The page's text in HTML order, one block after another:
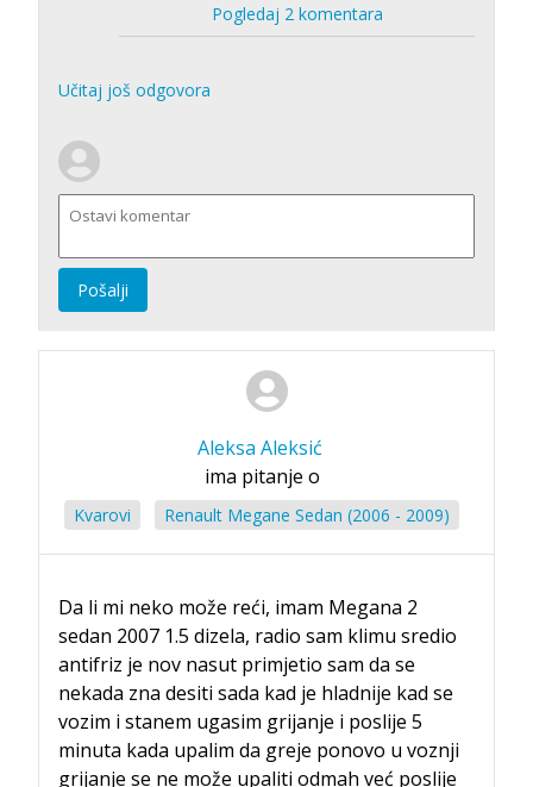
Pogledaj 2 komentara
Učitaj još odgovora
Pošalji
Aleksa Aleksić
ima pitanje o
Kvarovi Renault Megane Sedan (2006 - 2009)
Da li mi neko može reći, imam Megana 2
sedan 2007 1.5 dizela, radio sam klimu sredio
antifriz je nov nasut primjetio sam da se
nekada zna desiti sada kad je hladnije kad se
vozim i stanem ugasim grijanje i poslije 5
minuta kada upalim da greje ponovo u voznji
grijanje se ne može upaliti odmah već poslije